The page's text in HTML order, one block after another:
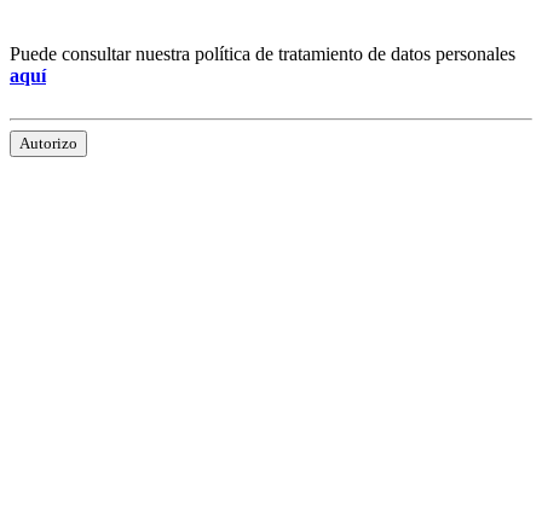
Puede consultar nuestra política de tratamiento de datos personales
aquí
Autorizo